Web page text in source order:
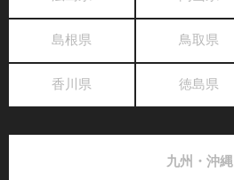
島根県 鳥取県
香川県 徳島県
九州・沖縄